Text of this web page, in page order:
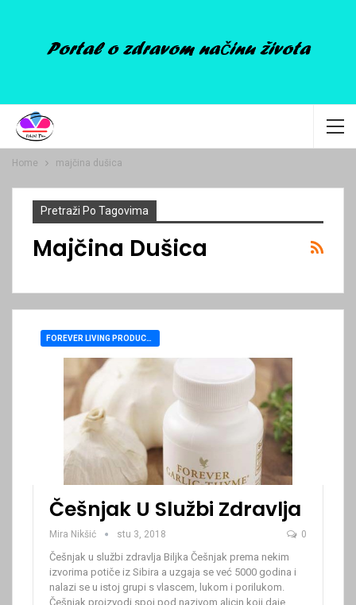
Home majčina dušica
Pretraži Po Tagovima
Majčina Dušica
FOREVER LIVING PRODUCTS
Češnjak U Službi Zdravlja
Mira Nikšić stu 3, 2018 0
Češnjak u službi zdravlja Biljka Češnjak prema nekim
izvorima potiče iz Sibira a uzgaja se već 5000 godina i
nalazi se u istoj grupi s vlascem, lukom i porilukom.
Češnjak proizvodi spoj pod nazivom alicin koji daje